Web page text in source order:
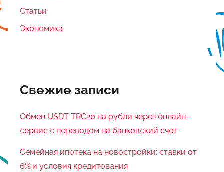
Статьи
Экономика
Свежие записи
Обмен USDT TRC20 на рубли через онлайн-
сервис с переводом на банковский счет
Семейная ипотека на новостройки: ставки от
6% и условия кредитования